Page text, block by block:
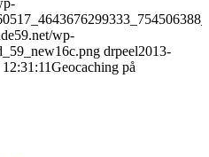
wp-
drpeel2013-
Geocaching på